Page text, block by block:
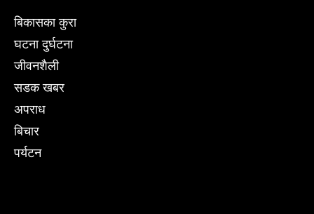
बिकासका कुरा
घटना दुर्घटना
जीवनशैली
सडक खबर
अपराध
बिचार
पर्यटन